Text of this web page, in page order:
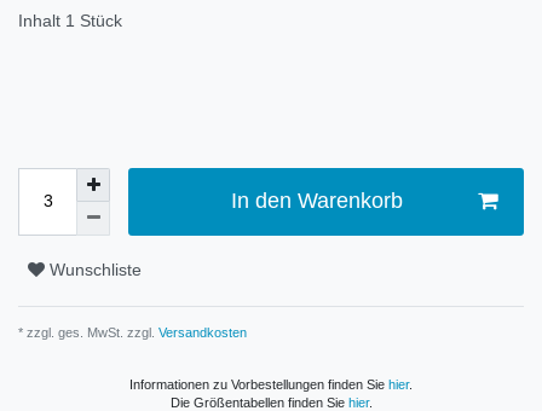
Inhalt 1 Stück
In den Warenkorb
Wunschliste
* zzgl. ges. MwSt. zzgl. Versandkosten
Informationen zu Vorbestellungen finden Sie hier.
Die Größentabellen finden Sie hier.